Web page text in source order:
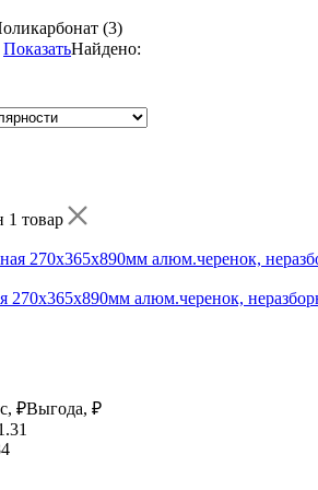
(3)
ПоказатьНайдено:
1 товар
270х365х890мм алюм.черенок,
₽Выгода, ₽